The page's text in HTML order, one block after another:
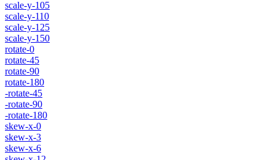
scale-y-105
scale-y-110
scale-y-125
scale-y-150
rotate-0
rotate-45
rotate-90
rotate-180
-rotate-45
-rotate-90
-rotate-180
skew-x-0
skew-x-3
skew-x-6